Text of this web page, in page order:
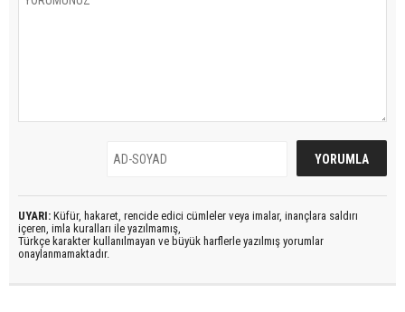
UYARI: Küfür, hakaret, rencide edici cümleler veya imalar, inançlara saldırı
içeren, imla kuralları ile yazılmamış,
Türkçe karakter kullanılmayan ve büyük harflerle yazılmış yorumlar
onaylanmamaktadır.